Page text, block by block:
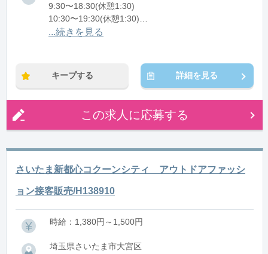
9:30〜18:30(休憩1:30)
10:30〜19:30(休憩1:30)
11:30〜20:30(休憩1:30)
※残業：5〜10時間程度/月
...続きを見る
キープする 詳細を見る
この求人に応募する
さいたま新都心コクーンシティ アウトドアファッシ
ョン接客販売/H138910
時給：1,380円～1,500円
埼玉県さいたま市大宮区